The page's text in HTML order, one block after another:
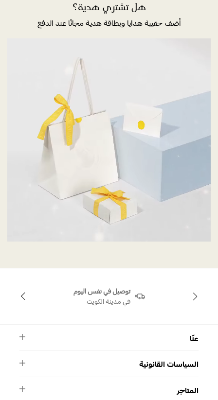
هل تشتري هدية؟
أضف حقيبة هدايا وبطاقة هدية مجانًا عند الدفع
توصيل في نفس اليوم
في مدينة الكويت
عنّا
الأسئلة الشائعة
اتصل بنا
السياسات القانونية
سياسة الخصوصية
المتاجر